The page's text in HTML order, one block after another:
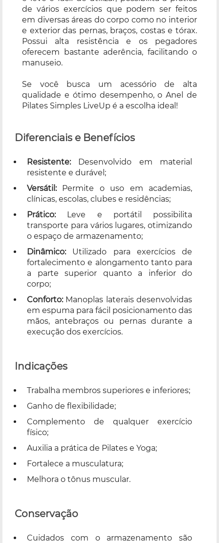
de vários exercícios que podem ser feitos
em diversas áreas do corpo como no interior
e exterior das pernas, braços, costas e tórax.
Possui alta resistência e os pegadores
oferecem bastante aderência, facilitando o
manuseio.
Se você busca um acessório de alta
qualidade e ótimo desempenho, o Anel de
Pilates Simples LiveUp é a escolha ideal!
Diferenciais e Benefícios
Resistente:Desenvolvido em material
resistente e durável;
Versátil:Permite o uso em academias,
clínicas, escolas, clubes e residências;
Prático:Leve e portátil possibilita
transporte para vários lugares, otimizando
o espaço de armazenamento;
Dinâmico:Utilizado para exercícios de
fortalecimento e alongamento tanto para
a parte superior quanto a inferior do
corpo;
Conforto:Manoplas laterais desenvolvidas
em espuma para fácil posicionamento das
mãos, antebraços ou pernas durante a
execução dos exercícios.
Indicações
Trabalha membros superiores e inferiores;
Ganho de flexibilidade;
Complemento de qualquer exercício
físico;
Auxilia a prática de Pilates e Yoga;
Fortalece a musculatura;
Melhora o tônus muscular.
Conservação
Cuidados com o armazenamento são